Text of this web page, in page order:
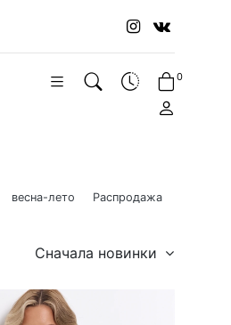
0
весна-лето
Распродажа
Сначала новинки